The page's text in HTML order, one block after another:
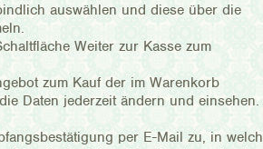
auswählen und diese über die
Weiter zur Kasse zum
zum Kauf der im Warenkorb
Daten jederzeit ändern und einsehen.
per E-Mail zu, in